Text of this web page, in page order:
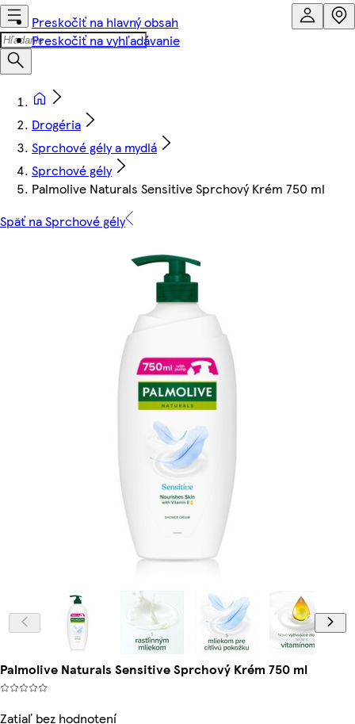
Preskočiť na hlavný obsah
Preskočiť na vyhľadávanie
Drogéria
Sprchové gély a mydlá
Sprchové gély
Palmolive Naturals Sensitive Sprchový Krém 750 ml
Späť na Sprchové gély
Palmolive Naturals Sensitive Sprchový Krém 750 ml
Zatiaľ bez hodnotení